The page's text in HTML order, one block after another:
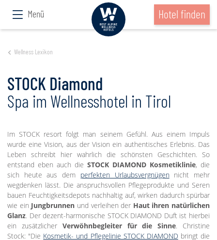
Menü Hotel finden
Wellness Lexikon
STOCK Diamond
Spa im Wellnesshotel in Tirol
Im STOCK resort folgt man seinem Gefühl. Aus einem Impuls
wurde eine Vision, aus der Vision ein authentisches Erlebnis. Das
Leben schreibt hier wahrlich die schönsten Geschichten. So
entstand eben auch die STOCK DIAMOND Kosmetiklinie, die
sich heute aus dem perfekten Urlaubsvergnügennicht mehr
wegdenken lässt. Die anspruchsvollen Pflegeprodukte und Seren
bauen Feuchtigkeitsdepots nachhaltig auf, wirken dadurch spürbar
wie ein Jungbrunnen und verleihen der Haut ihren natürlichen
Glanz. Der dezent-harmonische STOCK DIAMOND Duft ist hierbei
ein zusätzlicher Verwöhnbegleiter für die Sinne. Christine
Stock: "Die Kosmetik- und Pflegelinie STOCK DIAMOND bringt die